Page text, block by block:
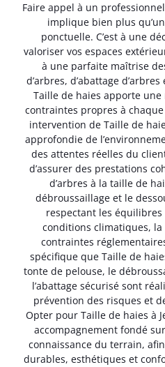
Faire appel à un
implique bien plus
ponctuelle. C’est à une
valoriser vos espaces
à une parfaite maîtrise
d’arbres, d’abattage
Taille de haies apporte
contraintes propres à
intervention de Taille de
approfondie de
des attentes réelles du
d’assurer des prestations
d’arbres à la taille de
débroussaillage et le
respectant les équilibres
conditions climatiques, la
contraintes
spécifique que Taille de
tonte de pelouse, le
l’abattage sécurisé sont
prévention des risques et
Opter pour Taille de haies à
accompagnement fondé
connaissance du terrain,
durables, esthétiques et